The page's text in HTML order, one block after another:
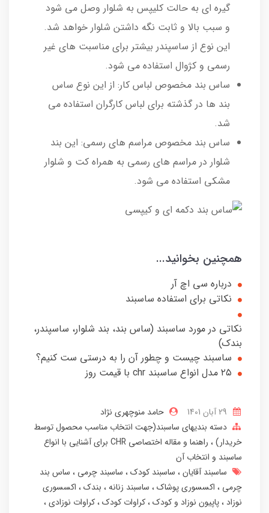
گیره ای به حالت کلیپس به شلوار وصل می شود
و سبب بالا و ثابت نگه داشتن شلوار خواهد شد.
این نوع از ساسپندر بیشتر برای مناسبت های غیر
رسمی و کژوال استفاده می شود.
ساس بند مخصوص لباس کار: از این نوع ساس
بند ها در گذشته برای لباس کارگران استفاده می
شد.
ساس بند مخصوص مراسم های رسمی: این بند
شلوار در مراسم های رسمی به همراه کت و شلوار
مشکی استفاده می شود.
همچنین بخوانید...
درباره سی اچ آر
نکاتی برای استفاده ساسبند
نکاتی در مورد ساسبند (ساس بند، بند شلوار، ساسپندر،
بندک)
ساسبند چیست و چطور آن را به درستی ست کنیم؟
۲۵ مدل انواع ساسبند chr با قیمت روز
حامد منوچهری نژاد
دسته بندیهای ساسبند(جهت انتخاب مناسب محصول توسط
خریدار)
راهنما و مقاله اختصاصی CHR برای آشنایی با انواع
ساسبند و انتخاب آن
ساسبند آقایان ساسبند کودک ساسبند چرمی
ساس بند
چرمی
اکسسوری پوشاک ساسبند زنانه بندک اکسسوری
نوزاد پاپیون نوزاد و کودک کراوات کودک کراوات نوزادی